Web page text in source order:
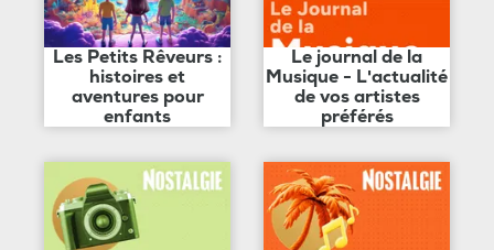
Les Petits Rêveurs :
histoires et
aventures pour
enfants
Le journal de la
Musique - L'actualité
de vos artistes
préférés